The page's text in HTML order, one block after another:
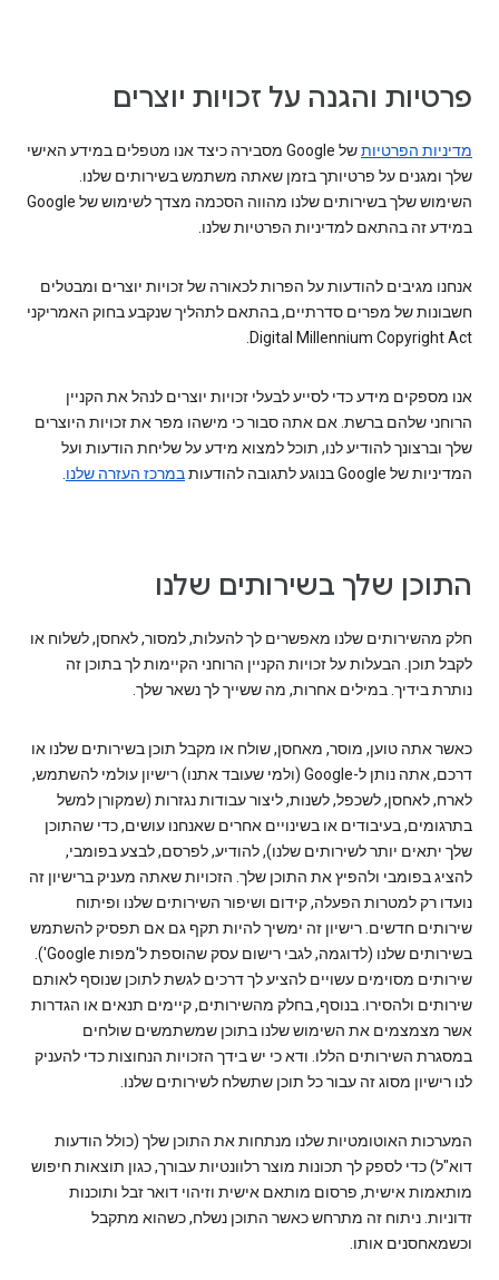
פרטיות והגנה על זכויות יוצרים
מדיניות הפרטיות
של Google מסבירה כיצד אנו מטפלים במידע האישי
שלך ומגנים על פרטיותך בזמן שאתה משתמש בשירותים שלנו.
השימוש שלך בשירותים שלנו מהווה הסכמה מצדך לשימוש של Google
במידע זה בהתאם למדיניות הפרטיות שלנו.
אנחנו מגיבים להודעות על הפרות לכאורה של זכויות יוצרים ומבטלים
חשבונות של מפרים סדרתיים, בהתאם לתהליך שנקבע בחוק האמריקני
Digital Millennium Copyright Act.
אנו מספקים מידע כדי לסייע לבעלי זכויות יוצרים לנהל את הקניין
הרוחני שלהם ברשת. אם אתה סבור כי מישהו מפר את זכויות היוצרים
שלך וברצונך להודיע לנו, תוכל למצוא מידע על שליחת הודעות ועל
המדיניות של Google בנוגע לתגובה להודעות
במרכז העזרה שלנו.
התוכן שלך בשירותים שלנו
חלק מהשירותים שלנו מאפשרים לך להעלות, למסור, לאחסן, לשלוח או
לקבל תוכן. הבעלות על זכויות הקניין הרוחני הקיימות לך בתוכן זה
נותרת בידיך. במילים אחרות, מה ששייך לך נשאר שלך.
כאשר אתה טוען, מוסר, מאחסן, שולח או מקבל תוכן בשירותים שלנו או
דרכם, אתה נותן ל-Google (ולמי שעובד אתנו) רישיון עולמי להשתמש,
לארח, לאחסן, לשכפל, לשנות, ליצור עבודות נגזרות (שמקורן למשל
בתרגומים, בעיבודים או בשינויים אחרים שאנחנו עושים, כדי שהתוכן
שלך יתאים יותר לשירותים שלנו), להודיע, לפרסם, לבצע בפומבי,
להציג בפומבי ולהפיץ את התוכן שלך. הזכויות שאתה מעניק ברישיון זה
נועדו רק למטרות הפעלה, קידום ושיפור השירותים שלנו ופיתוח
שירותים חדשים. רישיון זה ימשיך להיות תקף גם אם תפסיק להשתמש
בשירותים שלנו (לדוגמה, לגבי רישום עסק שהוספת ל'מפות Google').
שירותים מסוימים עשויים להציע לך דרכים לגשת לתוכן שנוסף לאותם
שירותים ולהסירו. בנוסף, בחלק מהשירותים, קיימים תנאים או הגדרות
אשר מצמצמים את השימוש שלנו בתוכן שמשתמשים שולחים
במסגרת השירותים הללו. ודא כי יש בידך הזכויות הנחוצות כדי להעניק
לנו רישיון מסוג זה עבור כל תוכן שתשלח לשירותים שלנו.
המערכות האוטומטיות שלנו מנתחות את התוכן שלך (כולל הודעות
דוא"ל) כדי לספק לך תכונות מוצר רלוונטיות עבורך, כגון תוצאות חיפוש
מותאמות אישית, פרסום מותאם אישית וזיהוי דואר זבל ותוכנות
זדוניות. ניתוח זה מתרחש כאשר התוכן נשלח, כשהוא מתקבל
וכשמאחסנים אותו.